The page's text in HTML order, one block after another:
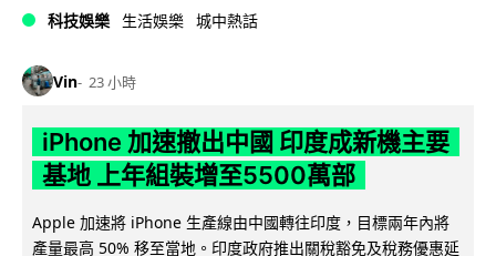
科技娛樂 生活娛樂 城中熱話
Vin 23 小時
iPhone 加速撤出中國 印度成新機主要
基地 上年組裝增至5500萬部
Apple 加速將 iPhone 生產線由中國轉往印度，目標兩年內將
產量最高 50% 移至當地。印度政府推出關稅豁免及稅務優惠延